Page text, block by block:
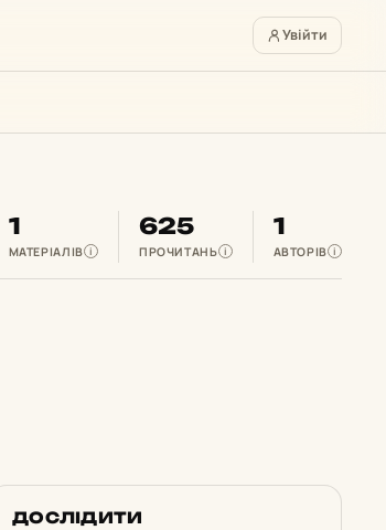
Увійти
1
МАТЕРІАЛІВ i
625
ПРОЧИТАНЬ i
1
АВТОРІВ i
ДОСЛІДИТИ